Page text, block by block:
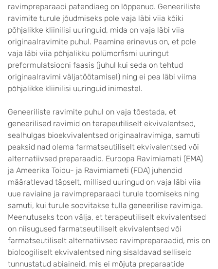
ravimpreparaadi patendiaeg on lõppenud. Geneeriliste
ravimite turule jõudmiseks pole vaja läbi viia kõiki
põhjalikke kliinilisi uuringuid, mida on vaja läbi viia
originaalravimite puhul. Peamine erinevus on, et pole
vaja läbi viia põhjalikku polümorfismi uuringut
preformulatsiooni faasis (juhul kui seda on tehtud
originaalravimi väljatöötamisel) ning ei pea läbi viima
põhjalikke kliinilisi uuringuid inimestel.
Geneeriliste ravimite puhul on vaja tõestada, et
geneerilised ravimid on terapeutiliselt ekvivalentsed,
sealhulgas bioekvivalentsed originaalravimiga, samuti
peaksid nad olema farmatseutiliselt ekvivalentsed või
alternatiivsed preparaadid. Euroopa Ravimiameti (EMA)
ja Ameerika Toidu- ja Ravimiameti (FDA) juhendid
määratlevad täpselt, millised uuringud on vaja läbi viia
uue raviaine ja ravimpreparaadi turule toomiseks ning
samuti, kui turule soovitakse tulla geneerilise ravimiga.
Meenutuseks toon välja, et terapeutiliselt ekvivalentsed
on niisugused farmatseutiliselt ekvivalentsed või
farmatseutiliselt alternatiivsed ravimpreparaadid, mis on
bioloogiliselt ekvivalentsed ning sisaldavad selliseid
tunnustatud abiaineid, mis ei mõjuta preparaatide